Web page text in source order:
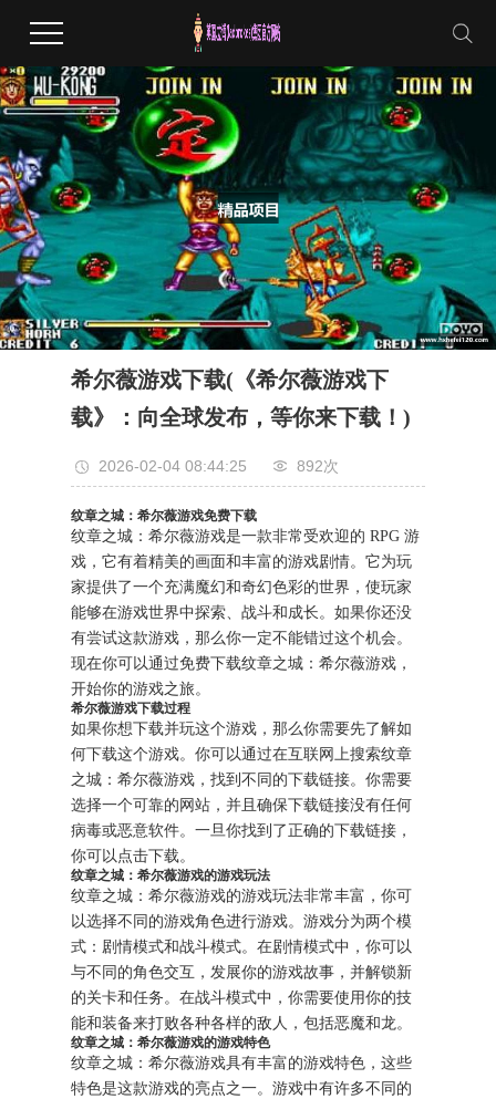
希尔薇游戏下载(《希尔薇游戏下
载》：向全球发布，等你来下载！)
2026-02-04 08:44:25 892次
纹章之城：希尔薇游戏免费下载
纹章之城：希尔薇游戏是一款非常受欢迎的 RPG 游
戏，它有着精美的画面和丰富的游戏剧情。它为玩
家提供了一个充满魔幻和奇幻色彩的世界，使玩家
能够在游戏世界中探索、战斗和成长。如果你还没
有尝试这款游戏，那么你一定不能错过这个机会。
现在你可以通过免费下载纹章之城：希尔薇游戏，
开始你的游戏之旅。
希尔薇游戏下载过程
如果你想下载并玩这个游戏，那么你需要先了解如
何下载这个游戏。你可以通过在互联网上搜索纹章
之城：希尔薇游戏，找到不同的下载链接。你需要
选择一个可靠的网站，并且确保下载链接没有任何
病毒或恶意软件。一旦你找到了正确的下载链接，
你可以点击下载。
纹章之城：希尔薇游戏的游戏玩法
纹章之城：希尔薇游戏的游戏玩法非常丰富，你可
以选择不同的游戏角色进行游戏。游戏分为两个模
式：剧情模式和战斗模式。在剧情模式中，你可以
与不同的角色交互，发展你的游戏故事，并解锁新
的关卡和任务。在战斗模式中，你需要使用你的技
能和装备来打败各种各样的敌人，包括恶魔和龙。
纹章之城：希尔薇游戏的游戏特色
纹章之城：希尔薇游戏具有丰富的游戏特色，这些
特色是这款游戏的亮点之一。游戏中有许多不同的